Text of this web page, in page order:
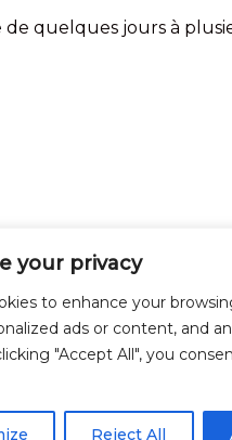
your privacy
to enhance your
ads or content, and
"Accept All", you
Reject All
quelques jours à
SAPPHIRE
3 - 3250 Lyss -